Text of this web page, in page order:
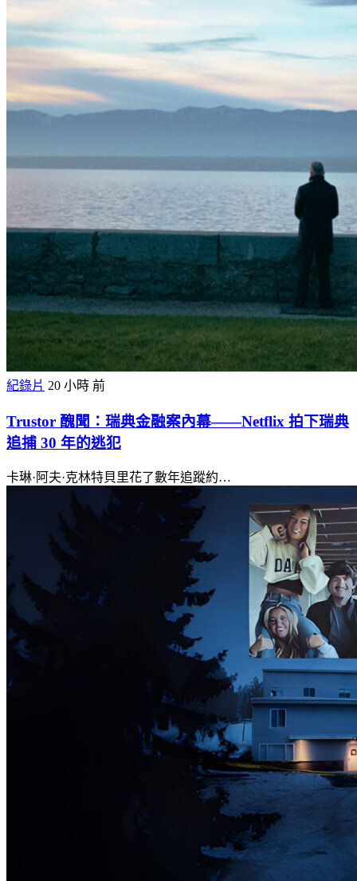
紀錄片 20 小時 前
Trustor 醜聞：瑞典金融案內幕——Netflix 拍下瑞典
追捕 30 年的逃犯
卡琳·阿夫·克林特貝里花了數年追蹤約…